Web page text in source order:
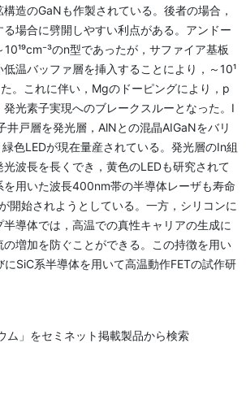
造のGaNも作製されている。後者の場合，
場合に劈開しやすい利点がある。アンドー
のn型であったが，サファイア基板
低温バッファ層を挿入することにより，～10¹
。これに伴い，Mgのドーピングにより，p
光素子実現へのブレークスルーとなった。I
井戸層を発光層，AlNとの混晶AIGaNをバリ
色LEDが現在量産されている。発光層のIn組
波長を長くでき，黄色のLEDも研究されて
を用いた波長400nm帯の半導体レーザも寿命
開始されようとしている。一方，シリコンに
半導体では，高温での真性キャリアの生成に
の増加を防ぐことができる。この持徴を用い
SiC系半導体を用いて高温動作FETの試作研
ム」をセミネット掲載製品から検索